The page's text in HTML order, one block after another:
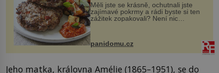
Měli jste se krásně, ochutnali jste
zajímavé pokrmy a rádi byste si ten
zážitek zopakovali? Není nic
snazšího. Pljeskavica (10 porcí)
Možná jste ji ochutnali na dovolené v
panidomu.cz
Jeho matka, královna Amélie (1865–1951), se do